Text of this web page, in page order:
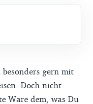
gern mit
Doch nicht
Ware dem, was Du